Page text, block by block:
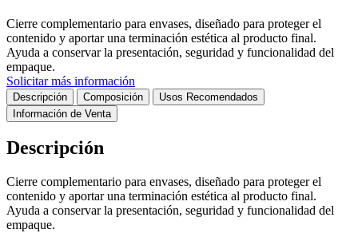
Cierre complementario para envases, diseñado para proteger el
contenido y aportar una terminación estética al producto final.
Ayuda a conservar la presentación, seguridad y funcionalidad del
empaque.
Solicitar más información
Descripción Composición
Usos Recomendados
Información de Venta
Descripción
Cierre complementario para envases, diseñado para proteger el
contenido y aportar una terminación estética al producto final.
Ayuda a conservar la presentación, seguridad y funcionalidad del
empaque.